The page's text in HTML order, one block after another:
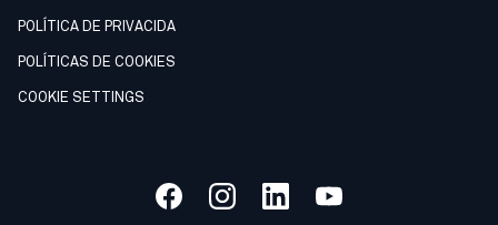
POLÍTICA DE PRIVACIDA
POLÍTICAS DE COOKIES
COOKIE SETTINGS